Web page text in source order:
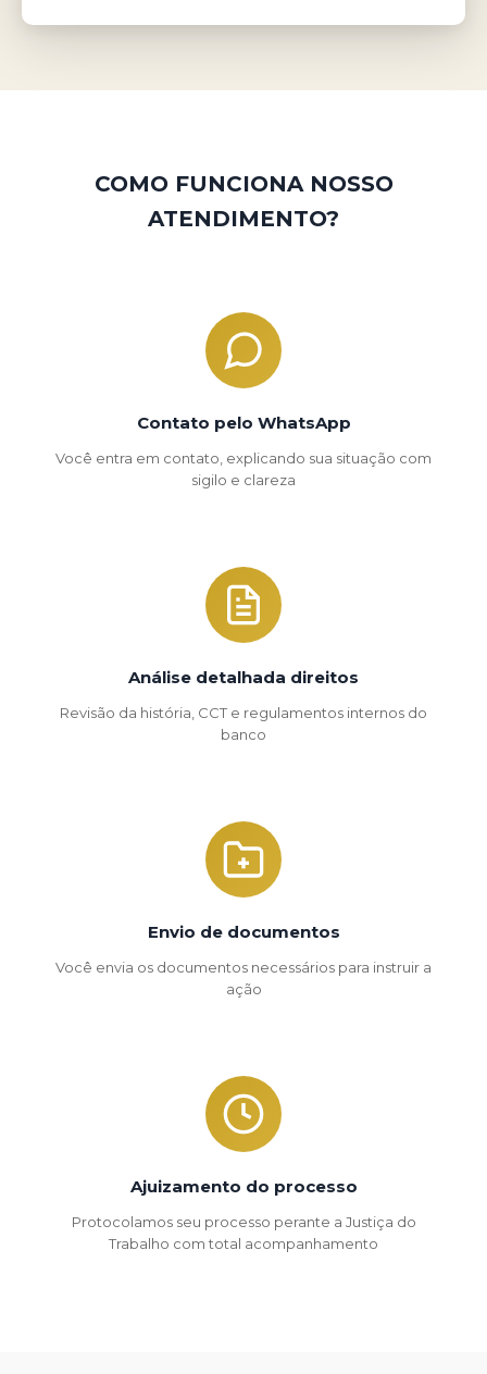
COMO FUNCIONA NOSSO
ATENDIMENTO?
Contato pelo WhatsApp
Você entra em contato, explicando sua situação com
sigilo e clareza
Análise detalhada direitos
Revisão da história, CCT e regulamentos internos do
banco
Envio de documentos
Você envia os documentos necessários para instruir a
ação
Ajuizamento do processo
Protocolamos seu processo perante a Justiça do
Trabalho com total acompanhamento